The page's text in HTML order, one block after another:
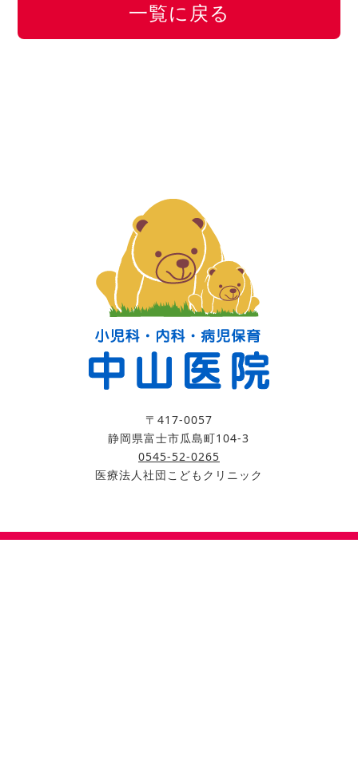
一覧に戻る
〒417-0057
静岡県富士市瓜島町104-3
0545-52-0265
医療法人社団こどもクリニック